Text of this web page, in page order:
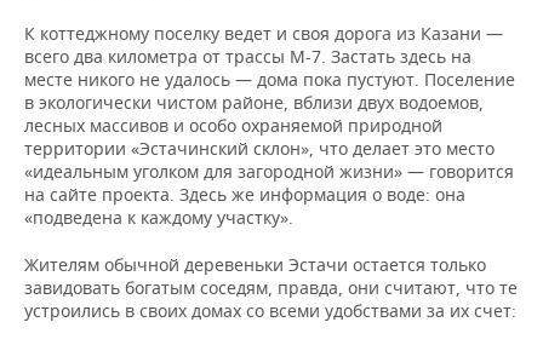
К коттеджному поселку ведет и своя дорога из Казани —
всего два километра от трассы М-7. Застать здесь на
месте никого не удалось — дома пока пустуют. Поселение
в экологически чистом районе, вблизи двух водоемов,
лесных массивов и особо охраняемой природной
территории «Эстачинский склон», что делает это место
«идеальным уголком для загородной жизни» — говорится
на сайте проекта. Здесь же информация о воде: она
«подведена к каждому участку».
Жителям обычной деревеньки Эстачи остается только
завидовать богатым соседям, правда, они считают, что те
устроились в своих домах со всеми удобствами за их счет: